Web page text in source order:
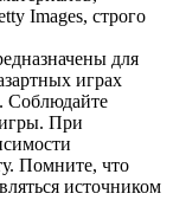
Images, строго
для
играх
Соблюдайте
При
Помните, что
источником